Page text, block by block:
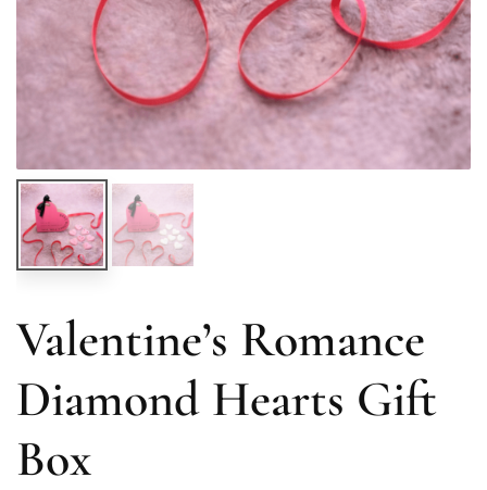
Valentine’s Romance
Diamond Hearts Gift
Box